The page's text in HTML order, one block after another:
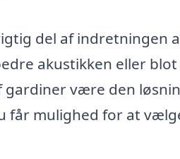
del af indretningen
akustikken eller
være den
får mulighed for at